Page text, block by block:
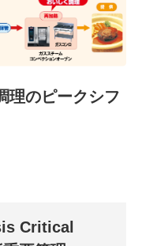
理のピークシフ
Critical